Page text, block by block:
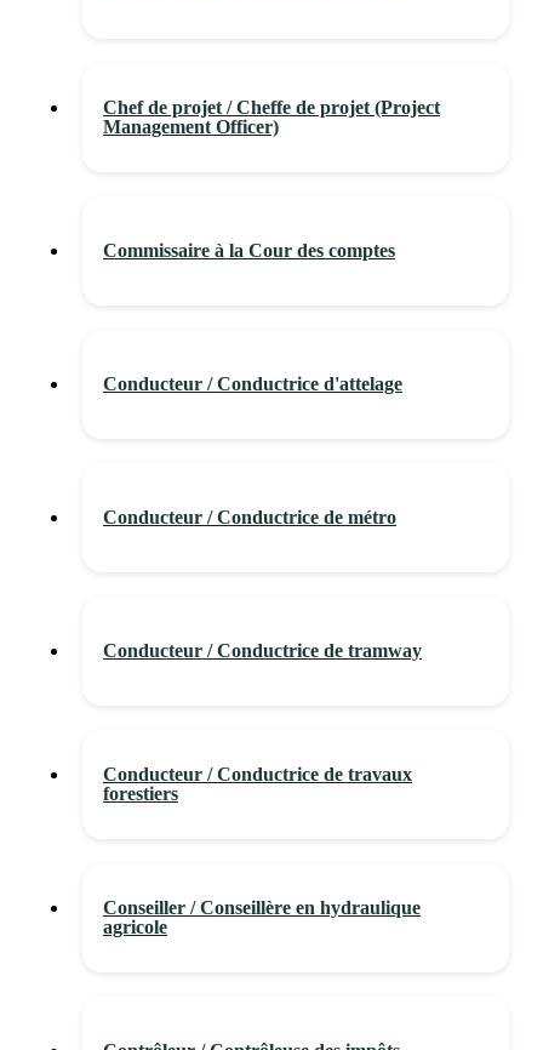
Chef de projet / Cheffe de projet (Project
Management Officer)
Commissaire à la Cour des comptes
Conducteur / Conductrice d'attelage
Conducteur / Conductrice de métro
Conducteur / Conductrice de tramway
Conducteur / Conductrice de travaux
forestiers
Conseiller / Conseillère en hydraulique
agricole